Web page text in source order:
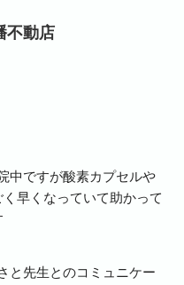
不動店
中ですが酸素カプセルや
早くなっていて助かって
と先生とのコミュニケー